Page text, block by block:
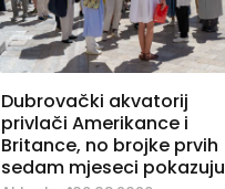
Dubrovački akvatorij
privlači Amerikance i
Britance, no brojke prvih
sedam mjeseci pokazuju